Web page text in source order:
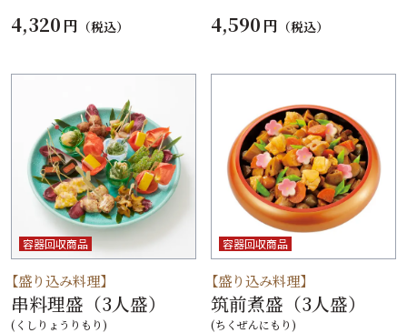
4,320 円 （税込） 4,590 円 （税込）
容器回収商品
【盛り込み料理】
串料理盛（3人盛）
(くしりょうりもり)
容器回収商品
【盛り込み料理】
筑前煮盛（3人盛）
(ちくぜんにもり)